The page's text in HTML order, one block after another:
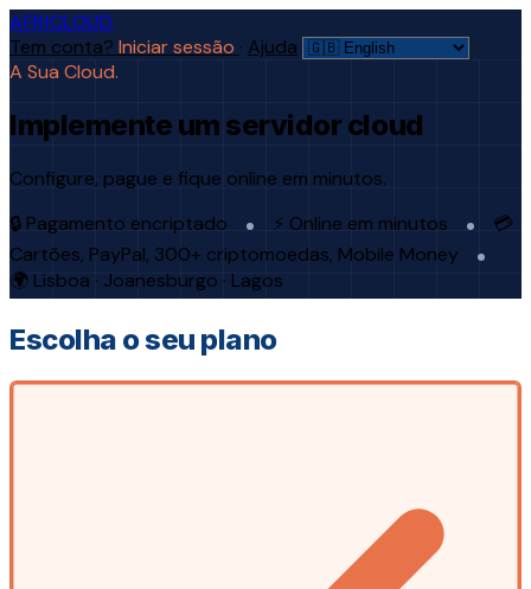
AFRICLOUD
Tem conta? Iniciar sessão · Ajuda
A Sua Cloud.
Implemente um servidor cloud
Configure, pague e fique online em minutos.
🔒 Pagamento encriptado
⚡ Online em minutos
💳
Cartões, PayPal, 300+ criptomoedas, Mobile Money
🌍 Lisboa · Joanesburgo · Lagos
Escolha o seu plano